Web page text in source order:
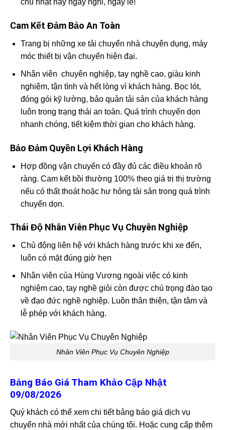
chủ nhật hay ngày nghỉ, ngày lễ!
Cam Kết Đảm Bảo An Toàn
Trang bị những xe tải chuyển nhà chuyên dụng, máy
móc thiết bị vận chuyển hiện đại.
Nhân viên chuyên nghiệp, tay nghề cao, giàu kinh
nghiệm, tận tình và hết lòng vì khách hàng. Bọc lót,
đóng gói kỹ lường, bảo quản tải sản của khách hàng
luôn trong trạng thái an toàn. Quá trình chuyển dọn
nhanh chóng, tiết kiệm thời gian cho khách hàng.
Bảo Đảm Quyền Lợi Khách Hàng
Hợp đồng vận chuyển có đầy đủ các điều khoản rõ
ràng. Cam kết bồi thường 100% theo giá trị thị trường
nếu có thất thoát hoặc hư hỏng tài sản trong quá trình
chuyển dọn.
Thái Độ Nhân Viên Phục Vụ Chuyên Nghiệp
Chủ động liên hệ với khách hàng trước khi xe đến,
luôn có mặt đúng giờ hẹn
Nhân viên của Hùng Vương ngoài việc có kinh
nghiệm cao, tay nghề giỏi còn được chú trọng đào tạo
về đạo đức nghề nghiệp. Luôn thân thiện, tận tâm và
lễ phép với khách hàng.
Nhân Viên Phục Vụ Chuyên Nghiệp
Bảng Báo Giá Tham Khảo Cập Nhật
09/08/2026
Quý khách có thể xem chi tiết bảng báo giá dịch vụ
chuyển nhà mới nhất của chúng tôi. Hoặc cung cấp thêm